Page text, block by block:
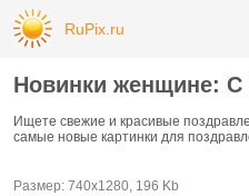
RuPix.ru
Новинки женщине:
Ищете свежие и красивые
самые новые картинки для
Размер: 740х1280, 196 Kb